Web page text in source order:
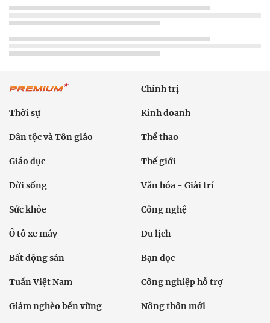
Chính trị
Thời sự Kinh doanh
Dân tộc và Tôn giáo Thể thao
Giáo dục Thế giới
Đời sống Văn hóa - Giải trí
Sức khỏe Công nghệ
Ô tô xe máy Du lịch
Bất động sản Bạn đọc
Tuần Việt Nam Công nghiệp hỗ trợ
Giảm nghèo bền vững Nông thôn mới